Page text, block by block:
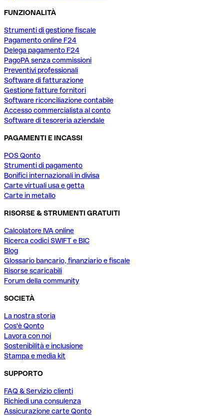
FUNZIONALITÀ
Strumenti di gestione fiscale
Pagamento online F24
Delega pagamento F24
PagoPA senza commissioni
Preventivi professionali
Software di fatturazione
Gestione fatture fornitori
Software riconciliazione contabile
Accesso commercialista al conto
Software di tesoreria aziendale
PAGAMENTI E INCASSI
POS Qonto
Strumenti di pagamento
Bonifici internazionali in divisa
Carte virtuali usa e getta
Carte in metallo
RISORSE & STRUMENTI GRATUITI
Calcolatore IVA online
Ricerca codici SWIFT e BIC
Blog
Glossario bancario, finanziario e fiscale
Risorse scaricabili
Forum della community
SOCIETÀ
La nostra storia
Cos'è Qonto
Lavora con noi
Sostenibilità e inclusione
Stampa e media kit
SUPPORTO
FAQ & Servizio clienti
Richiedi una consulenza
Assicurazione carte Qonto